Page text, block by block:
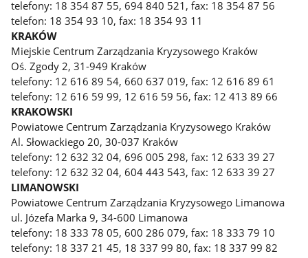
telefony: 18 354 87 55, 694 840 521, fax: 18 354 87 56
telefon: 18 354 93 10, fax: 18 354 93 11
KRAKÓW
Miejskie Centrum Zarządzania Kryzysowego Kraków
Oś. Zgody 2, 31-949 Kraków
telefony: 12 616 89 54, 660 637 019, fax: 12 616 89 61
telefony: 12 616 59 99, 12 616 59 56, fax: 12 413 89 66
KRAKOWSKI
Powiatowe Centrum Zarządzania Kryzysowego Kraków
Al. Słowackiego 20, 30-037 Kraków
telefony: 12 632 32 04, 696 005 298, fax: 12 633 39 27
telefony: 12 632 32 04, 604 443 543, fax: 12 633 39 27
LIMANOWSKI
Powiatowe Centrum Zarządzania Kryzysowego Limanowa
ul. Józefa Marka 9, 34-600 Limanowa
telefony: 18 333 78 05, 600 286 079, fax: 18 333 79 10
telefony: 18 337 21 45, 18 337 99 80, fax: 18 337 99 82